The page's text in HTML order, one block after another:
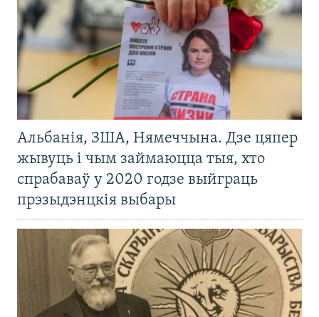
Альбанія, ЗША, Нямеччына. Дзе цяпер
жывуць і чым займаюцца тыя, хто
спрабаваў у 2020 годзе выйграць
прэзыдэнцкія выбары